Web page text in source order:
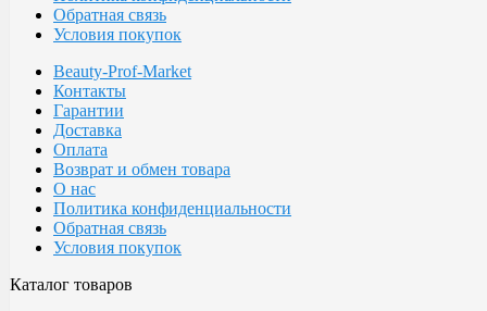
ARGAN
Стайлинг
Специальный уход
KEBREN
Окрашивание и уход
COLORTEC DEMI-PERMANENT /
COLORTEC / Крем-окислитель
BLOND FOUNDATION / Обесцвечивающий
EXPERT LINE / Уход
INCREDIBLE VOLUME / Для объема волос
Обратная связь
Условия покупок
Beauty-Prof-Market
Контакты
Гарантии
Доставка
Оплата
Возврат и обмен товара
О нас
Политика конфиденциальности
Обратная связь
Условия покупок
Каталог товаров